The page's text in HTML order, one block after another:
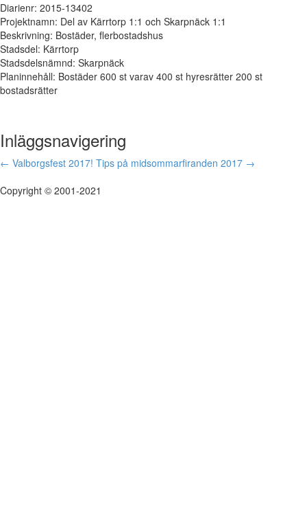
Diarienr: 2015-13402
Projektnamn: Del av Kärrtorp 1:1 och Skarpnäck 1:1
Beskrivning: Bostäder, flerbostadshus
Stadsdel: Kärrtorp
Stadsdelsnämnd: Skarpnäck
Planinnehåll: Bostäder 600 st varav 400 st hyresrätter 200 st
bostadsrätter
Inläggsnavigering
← Valborgsfest 2017! Tips på midsommarfiranden 2017 →
Copyright © 2001-2021